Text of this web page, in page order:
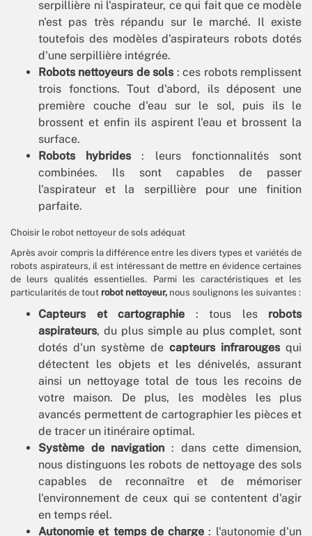
serpillière ni l'aspirateur, ce qui fait que ce modèle
n'est pas très répandu sur le marché. Il existe
toutefois des modèles d'aspirateurs robots dotés
d'une serpillière intégrée.
Robots nettoyeurs de sols : ces robots remplissent
trois fonctions. Tout d'abord, ils déposent une
première couche d'eau sur le sol, puis ils le
brossent et enfin ils aspirent l'eau et brossent la
surface.
Robots hybrides : leurs fonctionnalités sont
combinées. Ils sont capables de passer
l'aspirateur et la serpillière pour une finition
parfaite.
Choisir le robot nettoyeur de sols adéquat
Après avoir compris la différence entre les divers types et variétés de
robots aspirateurs, il est intéressant de mettre en évidence certaines
de leurs qualités essentielles. Parmi les caractéristiques et les
particularités de tout robot nettoyeur, nous soulignons les suivantes :
Capteurs et cartographie : tous les robots
aspirateurs, du plus simple au plus complet, sont
dotés d'un système de capteurs infrarouges qui
détectent les objets et les dénivelés, assurant
ainsi un nettoyage total de tous les recoins de
votre maison. De plus, les modèles les plus
avancés permettent de cartographier les pièces et
de tracer un itinéraire optimal.
Système de navigation : dans cette dimension,
nous distinguons les robots de nettoyage des sols
capables de reconnaître et de mémoriser
l'environnement de ceux qui se contentent d'agir
en temps réel.
Autonomie et temps de charge : l'autonomie d'un